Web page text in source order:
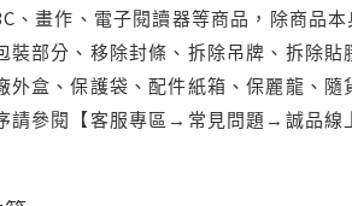
、畫作、電子閱讀器等商品，除商品
裝部分、移除封條、拆除吊牌、拆除
外盒、保護袋、配件紙箱、保麗龍、隨
請參閱【客服專區→常見問題→誠品線